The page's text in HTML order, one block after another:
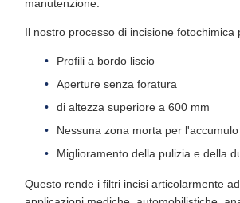
manutenzione.
Il nostro processo di incisione fotochimica
Profili a bordo liscio
Aperture senza foratura
di altezza superiore a 600 mm
Nessuna zona morta per
Miglioramento della pulizia e della
Questo rende i filtri incisi articolarmente